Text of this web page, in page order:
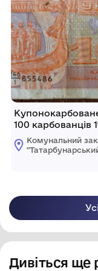
100 карбованців
Комунальний
Дивіться ще